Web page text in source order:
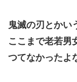
鬼滅の刃とかい
ここまで老若男
つてなかったよ